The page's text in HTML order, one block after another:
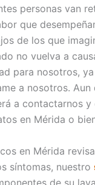
personas van
que
de los que
no vuelva a
para nosotros,
a nosotros.
a contactarnos
en Mérida o
en Mérida
síntomas, nuestro
de su